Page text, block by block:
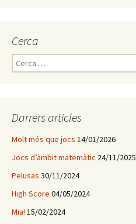
Cerca
e
:Darrers articles
Molt més que jocs 14/01/2026
Jocs d’àmbit matemàtic 24/11/2025
Pelusas 30/11/2024
High Score 04/05/2024
Mia! 15/02/2024